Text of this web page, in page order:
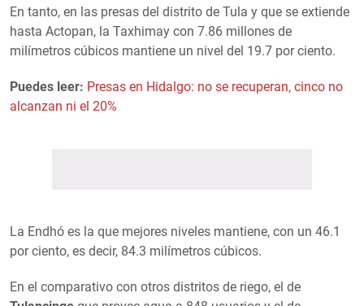
En tanto, en las presas del distrito de Tula y que se extiende
hasta Actopan, la Taxhimay con 7.86 millones de
milímetros cúbicos mantiene un nivel del 19.7 por ciento.
Puedes leer: Presas en Hidalgo: no se recuperan, cinco no
alcanzan ni el 20%
La Endhó es la que mejores niveles mantiene, con un 46.1
por ciento, es decir, 84.3 milímetros cúbicos.
En el comparativo con otros distritos de riego, el de